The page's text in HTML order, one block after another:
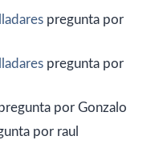
pregunta por
pregunta por
por Gonzalo
por raul